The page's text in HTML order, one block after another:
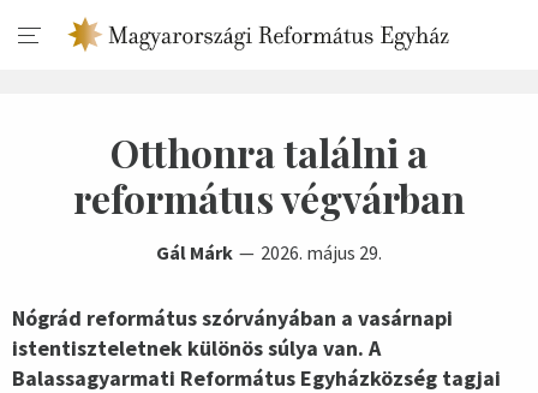
Otthonra találni a
református végvárban
Gál Márk 2026. május 29.
Nógrád református szórványában a vasárnapi
istentiszteletnek különös súlya van. A
Balassagyarmati Református Egyházközség tagjai